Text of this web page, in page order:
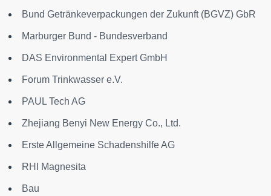
Bund Getränkeverpackungen der Zukunft (BGVZ) GbR
Marburger Bund - Bundesverband
DAS Environmental Expert GmbH
Forum Trinkwasser e.V.
PAUL Tech AG
Zhejiang Benyi New Energy Co., Ltd.
Erste Allgemeine Schadenshilfe AG
RHI Magnesita
Bau